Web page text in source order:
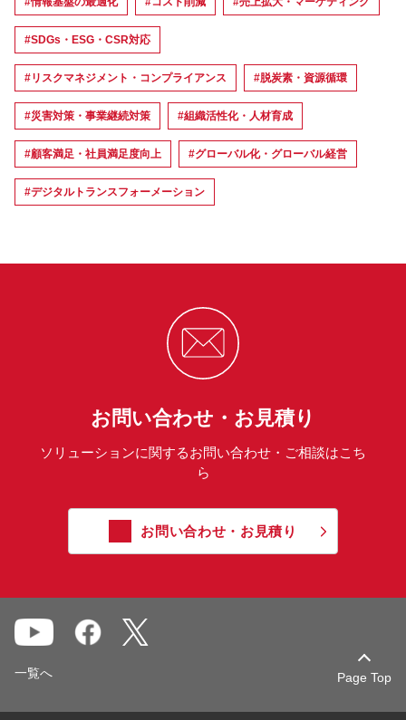
#SDGs・ESG・CSR対応
#リスクマネジメント・コンプライアンス #脱炭素・資源循環
#災害対策・事業継続対策 #組織活性化・人材育成
#顧客満足・社員満足度向上 #グローバル化・グローバル経営
#デジタルトランスフォーメーション
お問い合わせ・お見積り
ソリューションに関するお問い合わせ・ご相談はこち
ら
お問い合わせ・お見積り
Page Top
一覧へ